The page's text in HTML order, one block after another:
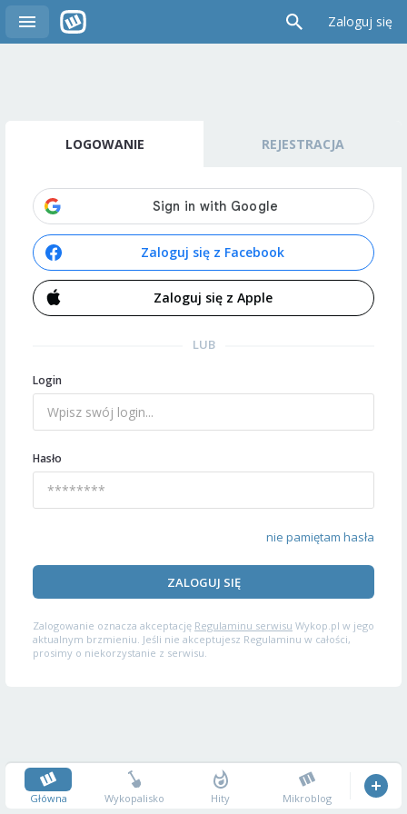
Zaloguj się
LOGOWANIE REJESTRACJA
Zaloguj się z Facebook
Zaloguj się z Apple
LUB
Login
Hasło
nie pamiętam hasła
ZALOGUJ SIĘ
Zalogowanie oznacza akceptację Regulaminu serwisu Wykop.pl w jego
aktualnym brzmieniu. Jeśli nie akceptujesz Regulaminu w całości,
prosimy o niekorzystanie z serwisu.
Główna Wykopalisko Hity Mikroblog